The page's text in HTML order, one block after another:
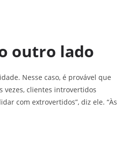
outro lado
Nesse caso, é provável que
vezes, clientes introvertidos
com extrovertidos”, diz ele. “Às